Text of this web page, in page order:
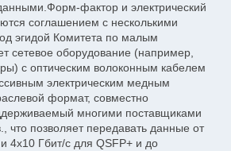
фактор и электрический
соглашением с несколькими
эгидой Комитета по малым
сетевое оборудование (например,
с оптическим волоконным кабелем
электрическим медным
формат, совместно
многими поставщиками
что позволяет передавать данные от
4x10 Гбит/с для QSFP+ и до